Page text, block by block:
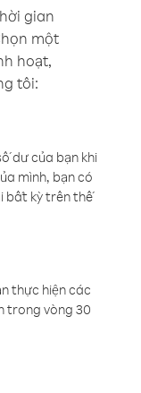
gian
một
hoạt,
tôi:
dư của bạn khi
mình, bạn có
bất kỳ trên thế
thực hiện các
trong vòng 30